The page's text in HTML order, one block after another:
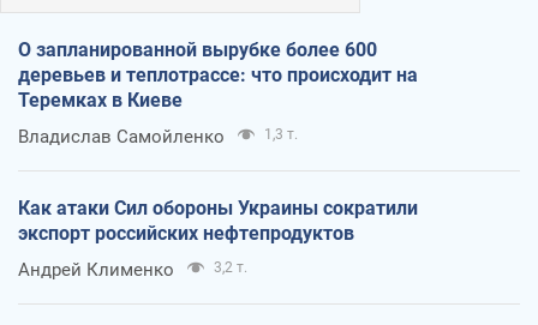
О запланированной вырубке более 600
деревьев и теплотрассе: что происходит на
Теремках в Киеве
Владислав Самойленко 1,3 т.
Как атаки Сил обороны Украины сократили
экспорт российских нефтепродуктов
Андрей Клименко 3,2 т.